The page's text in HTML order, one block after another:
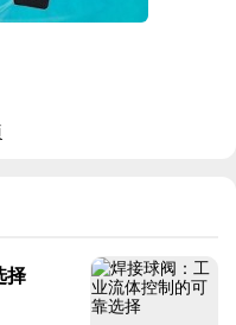
择